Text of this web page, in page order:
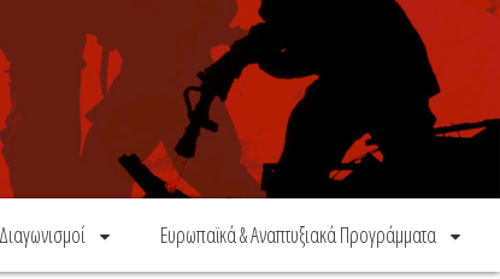
Διαγωνισμοί Ευρωπαϊκά & Αναπτυξιακά Προγράμματα